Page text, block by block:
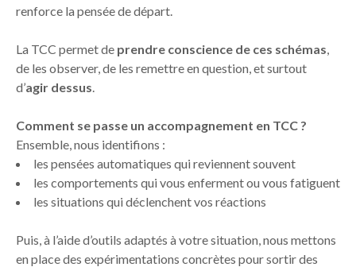
renforce la pensée de départ.
La TCC permet de prendre conscience de ces schémas,
de les observer, de les remettre en question, et surtout
d’agir dessus.
Comment se passe un accompagnement en TCC ?
Ensemble, nous identifions :
les pensées automatiques qui reviennent souvent
les comportements qui vous enferment ou vous fatiguent
les situations qui déclenchent vos réactions
Puis, à l’aide d’outils adaptés à votre situation, nous mettons
en place des expérimentations concrètes pour sortir des